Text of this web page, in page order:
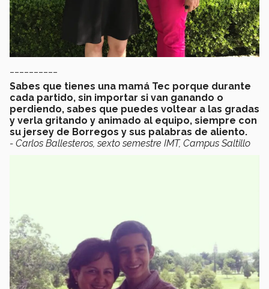
Sabes que tienes una mamá Tec porque durante
cada partido, sin importar si van ganando o
perdiendo, sabes que puedes voltear a las gradas
y verla gritando y animado al equipo, siempre con
su jersey de Borregos y sus palabras de aliento.
- Carlos Ballesteros, sexto semestre IMT, Campus Saltillo